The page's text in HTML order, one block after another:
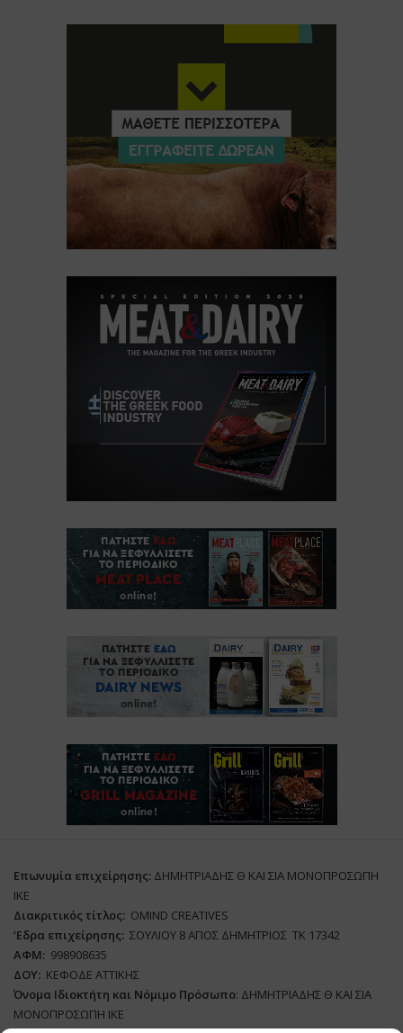
Επωνυμία επιχείρησης: ΔΗΜΗΤΡΙΑΔΗΣ Θ ΚΑΙ ΣΙΑ ΜΟΝΟΠΡΟΣΩΠΗ
ΙΚΕ
Διακριτικός τίτλος: ΟΜΙΝD CREATIVES
‘Eδρα επιχείρησης: ΣΟΥΛΙΟΥ 8 ΑΓΙΟΣ ΔΗΜΗΤΡΙΟΣ ΤΚ 17342
ΑΦΜ: 998908635
ΔΟΥ: ΚΕΦΟΔΕ ΑΤΤΙΚΗΣ
Όνομα Ιδιοκτήτη και Νόμιμο Πρόσωπο: ΔΗΜΗΤΡΙΑΔΗΣ Θ ΚΑΙ ΣΙΑ
ΜΟΝΟΠΡΟΣΩΠΗ ΙΚΕ